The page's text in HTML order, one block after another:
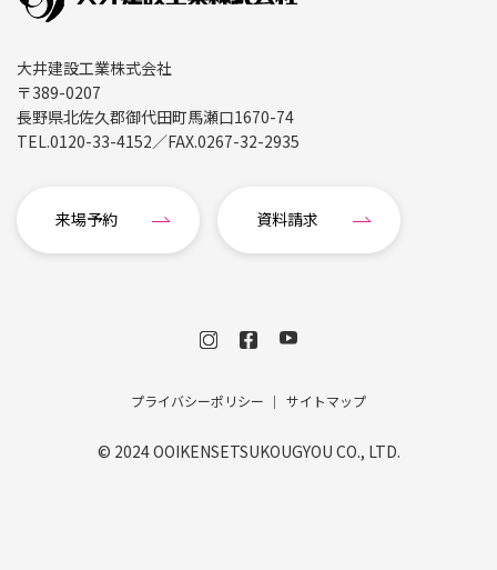
大井建設工業株式会社
〒389-0207
長野県北佐久郡御代田町馬瀬口1670-74
TEL.0120-33-4152／FAX.0267-32-2935
来場予約 資料請求
プライバシーポリシー サイトマップ
© 2024 OOIKENSETSUKOUGYOU CO., LTD.